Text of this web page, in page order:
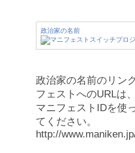
政治家の名前
政治家の名前のリン
フェストへのURLは、
マニフェストIDを使
てください。
http://